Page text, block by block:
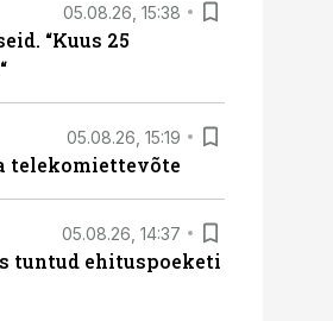
05.08.26, 15:38
“Kuus 25
05.08.26, 15:19
telekomiettevõte
05.08.26, 14:37
tuntud ehituspoeketi